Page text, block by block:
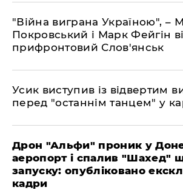
"Війна виграна Україною", –
Покровський і Марк Фейгін
прифронтовий Слов'янськ
​Усик виступив із відвертим
перед "останнім танцем" у
​Дрон "Альфи" проник у
аеропорт і спалив "Шахед"
запуску: опубліковано
кадри